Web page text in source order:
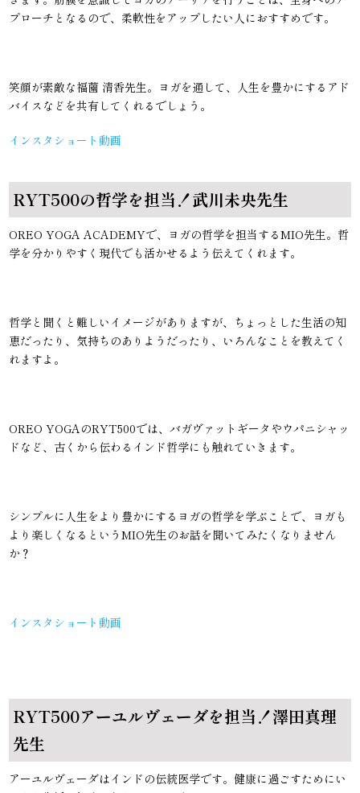
プローチとなるので、柔軟性をアップしたい人におすすめです。
笑顔が素敵な福薗 清香先生。ヨガを通して、人生を豊かにするアド
バイスなどを共有してくれるでしょう。
インスタショート動画
RYT500の哲学を担当！武川未央先生
OREO YOGA ACADEMYで、ヨガの哲学を担当するMIO先生。哲
学を分かりやすく現代でも活かせるよう伝えてくれます。
哲学と聞くと難しいイメージがありますが、ちょっとした生活の知
恵だったり、気持ちのありようだったり、いろんなことを教えてく
れますよ。
OREO YOGAのRYT500では、バガヴァットギータやウパニシャッ
ドなど、古くから伝わるインド哲学にも触れていきます。
シンプルに人生をより豊かにするヨガの哲学を学ぶことで、ヨガも
より楽しくなるというMIO先生のお話を聞いてみたくなりません
か？
インスタショート動画
RYT500アーユルヴェーダを担当！澤田真理
先生
アーユルヴェーダはインドの伝統医学です。健康に過ごすためにい